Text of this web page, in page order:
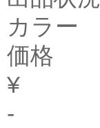
カラー
価格
¥
-